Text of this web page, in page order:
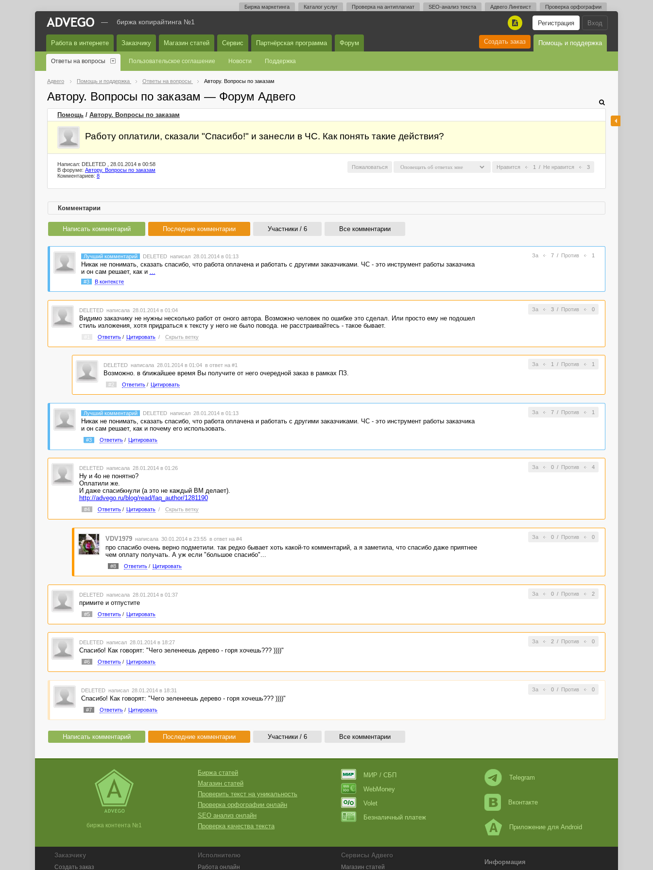
Биржа маркетинга Каталог услуг Проверка на антиплагиат SEO-анализ текста Адвего Лингвист Проверка орфографии
Вход
Регистрация
A
— биржа копирайтинга №1
Работа в интернете Заказчику Магазин статей Сервис Партнёрская программа Форум Помощь и поддержка
Создать заказ
Ответы на вопросы Пользовательское соглашение Новости Поддержка
Адвего Помощь и поддержка Ответы на вопросы Автору. Вопросы по заказам
Автору. Вопросы по заказам — Форум Адвего
Помощь / Автору. Вопросы по заказам
Работу оплатили, сказали "Спасибо!" и занесли в ЧС. Как понять такие действия?
Нравится 1 / Не нравится 3
Пожаловаться
Написал: DELETED , 28.01.2014 в 00:58
В форуме: Автору. Вопросы по заказам
Комментариев: 8
Комментарии
Написать комментарий Последние комментарии Участники / 6 Все комментарии
За 7/ Против 1
Лучший комментарий DELETED написал 28.01.2014 в 01:13
Никак не понимать, сказать спасибо, что работа оплачена и работать с другими заказчиками. ЧС - это инструмент работы заказчика
и он сам решает, как и ...
#3 В контексте
За 3/ Против 0
DELETED написала 28.01.2014 в 01:04
Видимо заказчику не нужны несколько работ от оного автора. Возможно человек по ошибке это сделал. Или просто ему не подошел
стиль изложения, хотя придраться к тексту у него не было повода. не расстраивайтесь - такое бывает.
Ответить/ Цитировать / Скрыть ветку
За 1 / Против 1
DELETED написала 28.01.2014 в 01:04 в ответ на #1
Возможно. в ближайшее время Вы получите от него очередной заказ в рамках ПЗ.
#2 Ответить/ Цитировать
За 7/ Против 1
Лучший комментарий DELETED написал 28.01.2014 в 01:13
Никак не понимать, сказать спасибо, что работа оплачена и работать с другими заказчиками. ЧС - это инструмент работы заказчика
и он сам решает, как и почему его использовать.
#3 Ответить/ Цитировать
За 0/ Против 4
DELETED написала 28.01.2014 в 01:26
Ну и 4о не понятно?
Оплатили же.
И даже спасибкнули (а это не каждый ВМ делает).
http://advego.ru/blog/read/faq_author/1281190
#4 Ответить/ Цитировать / Скрыть ветку
За 0/ Против 0
VDV1979 написала 30.01.2014 в 23:55 в ответ на #4
про спасибо очень верно подметили. так редко бывает хоть какой-то комментарий, а я заметила, что спасибо даже приятнее
чем оплату получать. А уж если "большое спасибо"...
#8 Ответить/ Цитировать
За 0/ Против 2
DELETED написала 28.01.2014 в 01:37
примите и отпустите
#5 Ответить/ Цитировать
За 2/ Против 0
DELETED написал 28.01.2014 в 18:27
Спасибо! Как говорят: "Чего зеленеешь дерево - горя хочешь??? ))))"
#6 Ответить/ Цитировать
За 0/ Против 0
DELETED написал 28.01.2014 в 18:31
Спасибо! Как говорят: "Чего зеленеешь дерево - горя хочешь??? ))))"
#7 Ответить/ Цитировать
Написать комментарий Последние комментарии Участники / 6 Все комментарии
биржа контента №1
Биржа статей
Магазин статей
Проверить текст на уникальность
Проверка орфографии онлайн
SEO анализ онлайн
Проверка качества текста
МИР / СБП
WebMoney
Volet
Безналичный платеж
Telegram
Вконтакте
Приложение для Android
Заказчику
Создать заказ
Исполнителю
Работа онлайн
Сервисы Адвего
Магазин статей
Информация